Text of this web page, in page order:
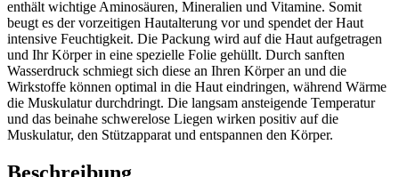
enthält wichtige Aminosäuren, Mineralien und Vitamine. Somit
beugt es der vorzeitigen Hautalterung vor und spendet der Haut
intensive Feuchtigkeit. Die Packung wird auf die Haut aufgetragen
und Ihr Körper in eine spezielle Folie gehüllt. Durch sanften
Wasserdruck schmiegt sich diese an Ihren Körper an und die
Wirkstoffe können optimal in die Haut eindringen, während Wärme
die Muskulatur durchdringt. Die langsam ansteigende Temperatur
und das beinahe schwerelose Liegen wirken positiv auf die
Muskulatur, den Stützapparat und entspannen den Körper.